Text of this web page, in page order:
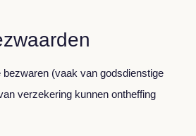
(vaak van godsdienstige
verzekering kunnen ontheffing